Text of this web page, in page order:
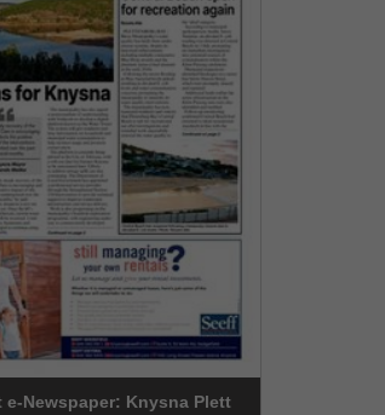
e-Newspaper: Knysna Plett